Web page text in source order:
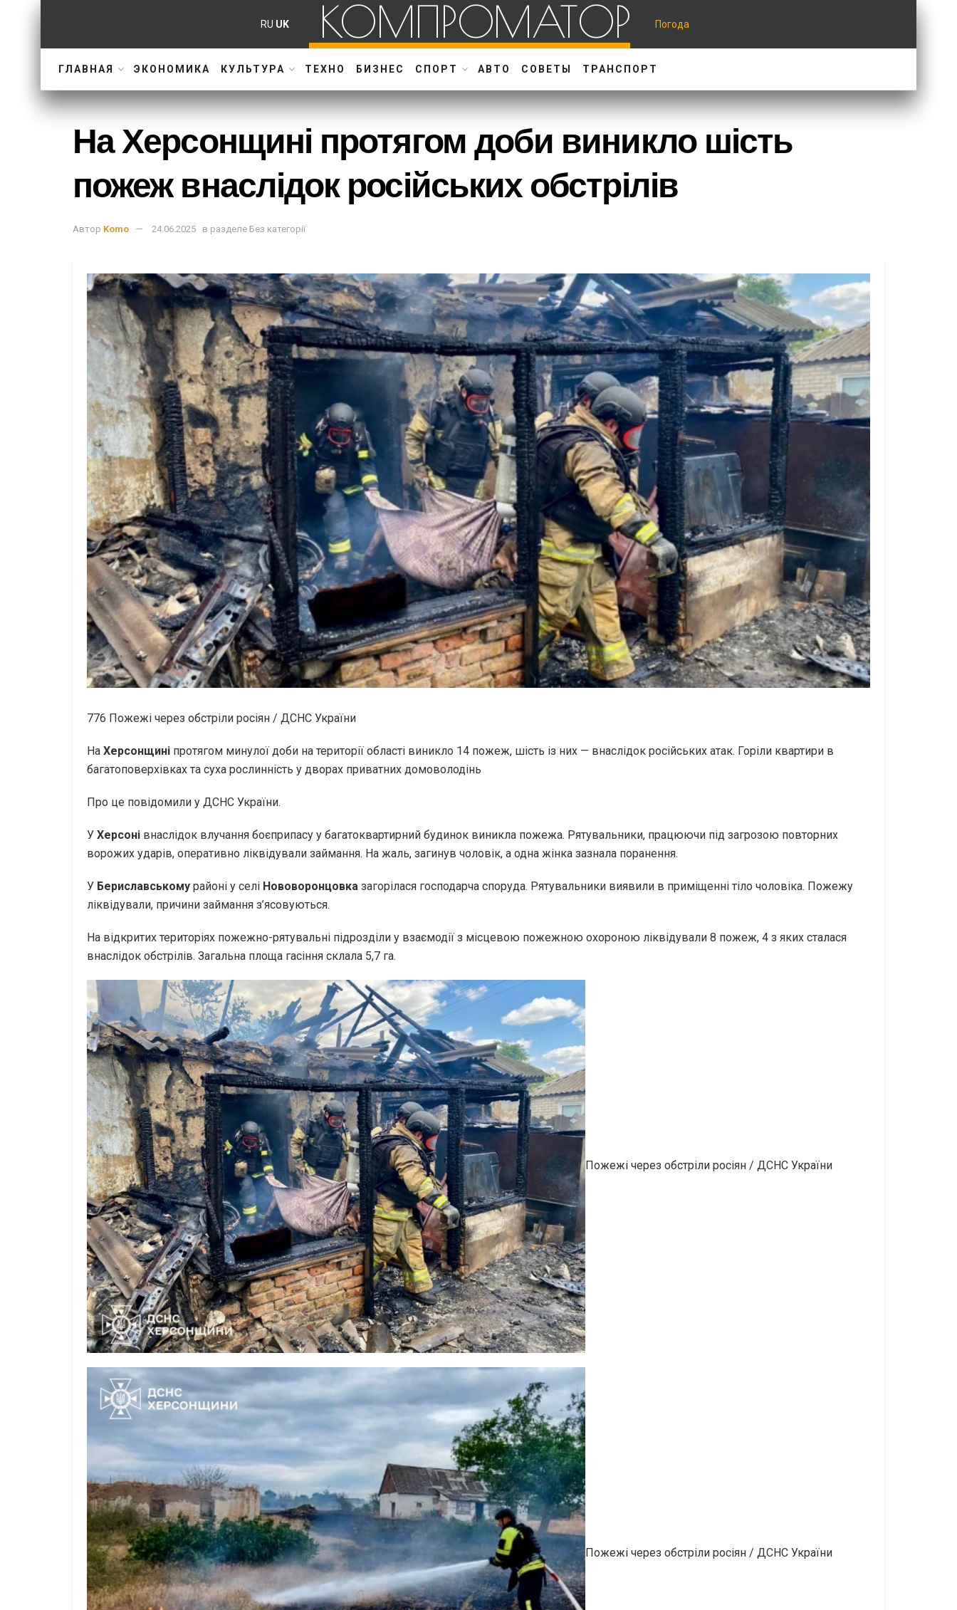
RU UK КОМПРОМАТОР Погода
ГЛАВНАЯ ЭКОНОМИКА КУЛЬТУРА ТЕХНО БИЗНЕС СПОРТ АВТО СОВЕТЫ ТРАНСПОРТ
На Херсонщині протягом доби виникло шість
пожеж внаслідок російських обстрілів
Автор Komo 24.06.2025 в разделе Без категорії
776 Пожежі через обстріли росіян / ДСНС України
На Херсонщині протягом минулої доби на території області виникло 14 пожеж, шість із них — внаслідок російських атак. Горіли квартири в
багатоповерхівках та суха рослинність у дворах приватних домоволодінь
Про це повідомили у ДСНС України.
У Херсоні внаслідок влучання боєприпасу у багатоквартирний будинок виникла пожежа. Рятувальники, працюючи під загрозою повторних
ворожих ударів, оперативно ліквідували займання. На жаль, загинув чоловік, а одна жінка зазнала поранення.
У Бериславському районі у селі Нововоронцовка загорілася господарча споруда. Рятувальники виявили в приміщенні тіло чоловіка. Пожежу
ліквідували, причини займання з’ясовуються.
На відкритих територіях пожежно-рятувальні підрозділи у взаємодії з місцевою пожежною охороною ліквідували 8 пожеж, 4 з яких сталася
внаслідок обстрілів. Загальна площа гасіння склала 5,7 га.
Пожежі через обстріли росіян / ДСНС України
Пожежі через обстріли росіян / ДСНС України